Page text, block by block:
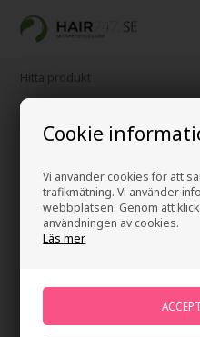
Cookie
Vi använder cookies för att
trafikmätning. Vi använder
webbplatsen. Genom att
användningen av cookies.
Läs mer
Fri frakt